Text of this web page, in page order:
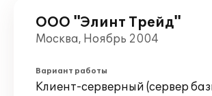
ООО "Элинт Трейд"
Москва, Ноябрь 2004
Вариант работы
Клиент-серверный (сервер